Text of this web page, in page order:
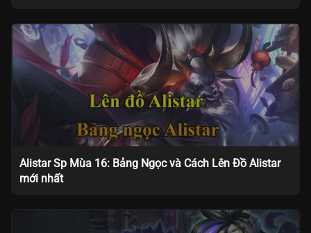
Alistar Sp Mùa 16: Bảng Ngọc và Cách Lên Đồ Alistar
mới nhất